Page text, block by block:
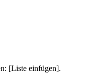
[Liste einfügen].